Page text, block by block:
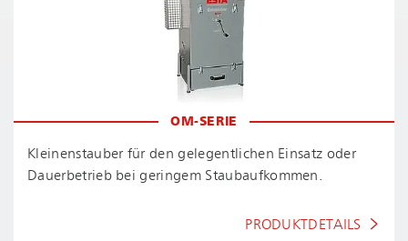
OM-SERIE
Kleinenstauber für den gelegentlichen Einsatz oder
Dauerbetrieb bei geringem Staubaufkommen.
PRODUKTDETAILS